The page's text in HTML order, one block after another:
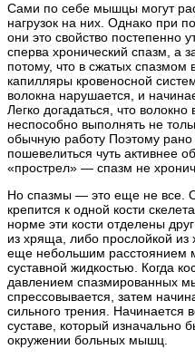
Сами по себе мышцы могут
нагрузок на них. Однако при
они это свойство постепенно
сперва хронический спазм, а
потому, что в сжатых спазмом
капилляры кровеносной
волокна нарушается, и
Легко догадаться, что
неспособно выполнять не
обычную работу Поэтому
пошевелиться чуть активнее
«прострел» — спазм не
Но спазмы — это еще не все.
крепится к одной кости
норме эти кости отделены
из хряща, либо прослойкой из
еще небольшим расстоянием
суставной жидкостью. Когда
давлением спазмированных
спрессовывается, затем
сильного трения. Начинается
суставе, который изначально
окружении больных мышц.